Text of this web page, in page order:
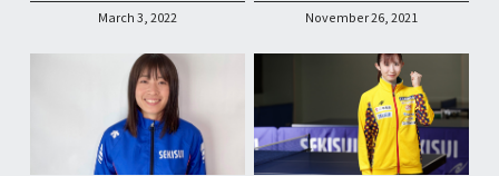
March 3, 2022 November 26, 2021